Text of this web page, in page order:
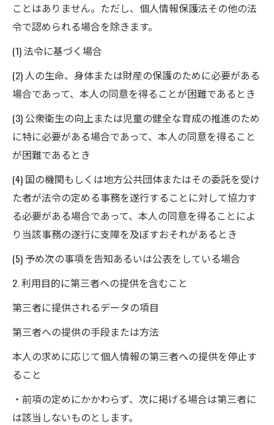
ことはありません。ただし、個人情報保護法その他の法
令で認められる場合を除きます。
(1) 法令に基づく場合
(2) 人の生命、身体または財産の保護のために必要がある
場合であって、本人の同意を得ることが困難であるとき
(3) 公衆衛生の向上または児童の健全な育成の推進のため
に特に必要がある場合であって、本人の同意を得ること
が困難であるとき
(4) 国の機関もしくは地方公共団体またはその委託を受け
た者が法令の定める事務を遂行することに対して協力す
る必要がある場合であって、本人の同意を得ることによ
り当該事務の遂行に支障を及ぼすおそれがあるとき
(5) 予め次の事項を告知あるいは公表をしている場合
2. 利用目的に第三者への提供を含むこと
第三者に提供されるデータの項目
第三者への提供の手段または方法
本人の求めに応じて個人情報の第三者への提供を停止す
ること
・前項の定めにかかわらず、次に掲げる場合は第三者に
は該当しないものとします。